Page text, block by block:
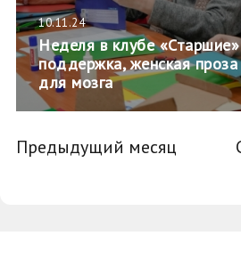
10.11.24
Неделя в клубе
поддержка, женская проза
для мозга
Предыдущий месяц